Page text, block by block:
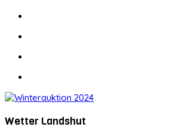
Wetter Landshut